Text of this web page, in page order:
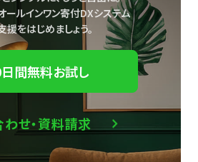
ールインワン寄付DXシステム
援をはじめましょう。
間無料お試し
せ・資料請求